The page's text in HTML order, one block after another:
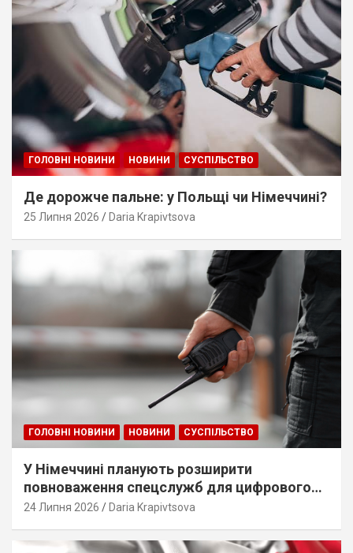
ГОЛОВНІ НОВИНИ НОВИНИ СУСПІЛЬСТВО
Де дорожче пальне: у Польщі чи Німеччині?
25 Липня 2026 Daria Krapivtsova
ГОЛОВНІ НОВИНИ НОВИНИ СУСПІЛЬСТВО
У Німеччині планують розширити
повноваження спецслужб для цифрового
стеження
24 Липня 2026 Daria Krapivtsova